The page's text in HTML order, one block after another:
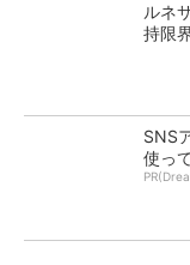
ルネ
持限
SNS
使っ